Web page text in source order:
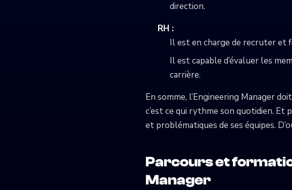
direction.
RH :
Il est en charge de recruter et
Il est capable d’évaluer les
carrière.
En somme, l’Engineering Manager
c’est ce qui rythme son quotidien.
et problématiques de ses équipes.
Parcours et
Manager